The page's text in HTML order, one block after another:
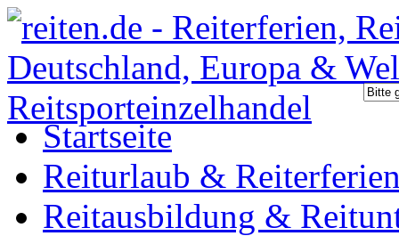
Startseite
Reiturlaub &
Reitausbildung &